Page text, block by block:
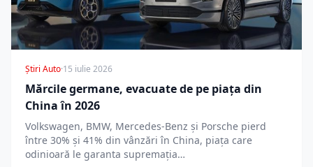
Știri Auto·15 iulie 2026
Mărcile germane, evacuate de pe piața din
China în 2026
Volkswagen, BMW, Mercedes-Benz și Porsche pierd
între 30% și 41% din vânzări în China, piața care
odinioară le garanta supremația…